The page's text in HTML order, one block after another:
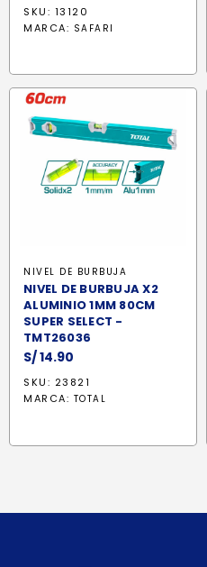
original
SKU: 13120
MARCA: SAFARI
NIVEL DE BURBUJA
NIVEL DE BURBUJA X2
ALUMINIO 1MM 80CM
SUPER SELECT -
TMT26036
S/14.90
SKU: 23821
MARCA: TOTAL